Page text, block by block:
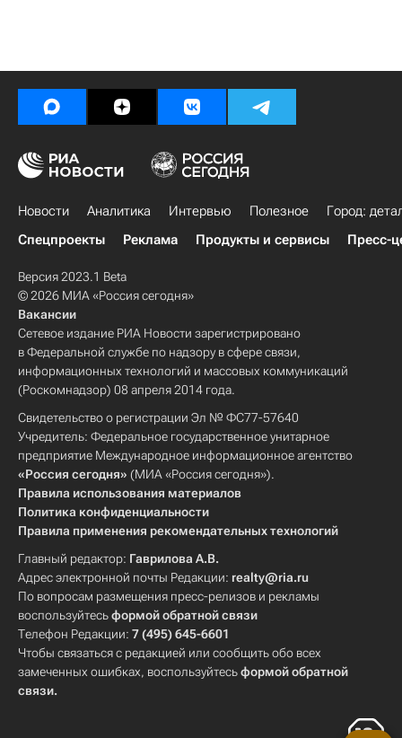
Новости Аналитика Интервью Полезное
Город:
Спецпроекты
Реклама Продукты и сервисы Пресс-
Версия 2023.1 Beta
© 2026 МИА «Россия сегодня»
Вакансии
Сетевое издание РИА Новости зарегистрировано
в Федеральной службе по надзору в сфере связи,
информационных технологий и массовых коммуникаций
(Роскомнадзор) 08 апреля 2014 года.
Свидетельство о регистрации Эл № ФС77-57640
Учредитель: Федеральное государственное унитарное
предприятие Международное информационное агентство
«Россия сегодня» (МИА «Россия сегодня»).
Правила использования материалов
Политика конфиденциальности
Правила применения рекомендательных технологий
Главный редактор: Гаврилова А.В.
Адрес электронной почты Редакции: realty@ria.ru
По вопросам размещения пресс-релизов и рекламы
воспользуйтесьформой обратной связи
Телефон Редакции: 7 (495) 645-6601
Чтобы связаться с редакцией или сообщить обо всех
замеченных ошибках, воспользуйтесьформой обратной
связи.